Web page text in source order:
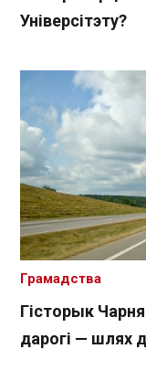
Універсітэту?
Гісторык
дарогі — шлях
Грамадства